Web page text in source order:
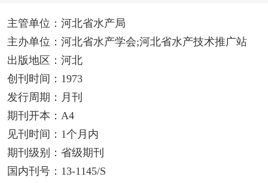
主管单位：河北省水产局
主办单位：河北省水产学会;河北省水产技术推广站
出版地区：河北
创刊时间：1973
发行周期：月刊
期刊开本：A4
见刊时间：1个月内
期刊级别：省级期刊
国内刊号：13-1145/S